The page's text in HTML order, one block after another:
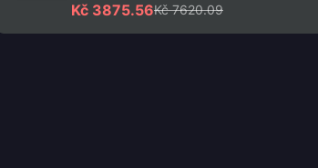
Kč 3875.56Kč 7620.09